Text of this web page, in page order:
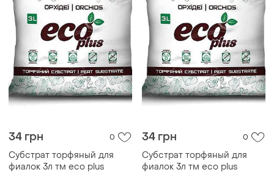
34 грн 0
Субстрат торфяный для
фиалок 3л тм eco plus
34 грн 0
Субстрат торфяный для
фиалок 3л тм eco plus